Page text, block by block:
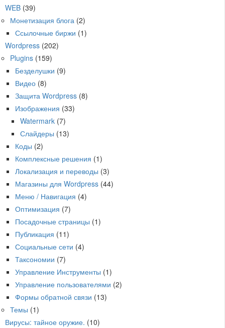
WEB (39)
Монетизация блога (2)
Ссылочные биржи (1)
Wordpress (202)
Plugins (159)
Безделушки (9)
Видео (8)
Защита Wordpress (8)
Изображения (33)
Watermark (7)
Слайдеры (13)
Коды (2)
Комплексные решения (1)
Локализация и переводы (3)
Магазины для Wordpress (44)
Меню / Навигация (4)
Оптимизация (7)
Посадочные страницы (1)
Публикация (11)
Социальные сети (4)
Таксономии (7)
Управление Инструменты (1)
Управление пользователями (2)
Формы обратной связи (13)
Темы (1)
Вирусы: тайное оружие. (10)